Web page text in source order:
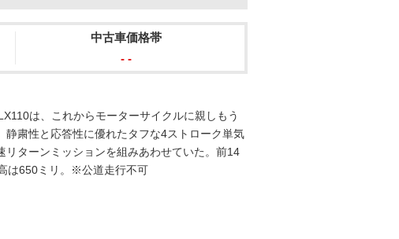
中古車価格帯
- -
は、これからモーターサイクルに親しもう
粛性と応答性に優れたタフな4ストローク単気
ターンミッションを組みあわせていた。前14
は650ミリ。※公道走行不可